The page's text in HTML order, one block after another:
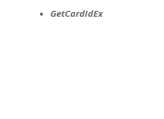
GetCardIdEx